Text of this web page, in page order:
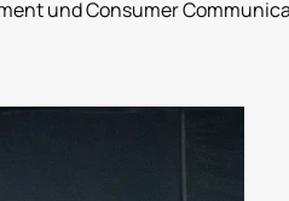
und Consumer